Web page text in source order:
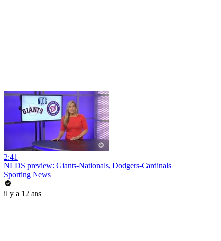
2:41
NLDS preview: Giants-Nationals, Dodgers-Cardinals
Sporting News
il y a 12 ans